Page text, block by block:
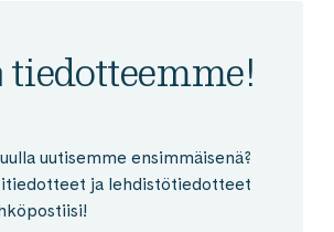
uutisemme ensimmäisenä?
ja lehdistötiedotteet